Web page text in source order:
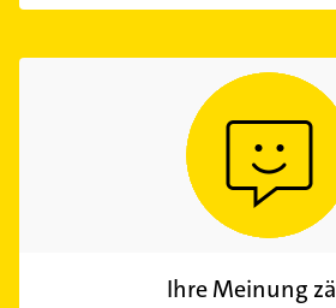
Ihre Meinung